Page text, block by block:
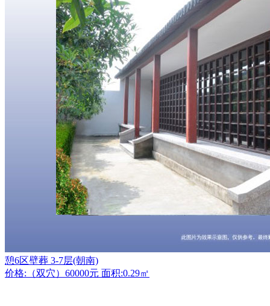
憩6区壁葬 3-7层(朝南)
价格:（双穴）60000元 面积:0.29㎡